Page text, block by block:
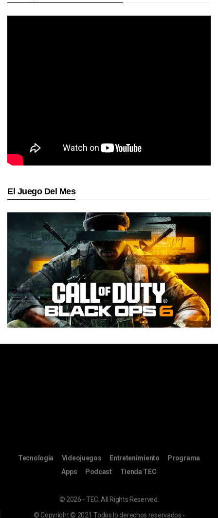
El Juego Del Mes
Tecnología Videojuegos Entretenimiento
Programa
Apps
Podcast Tienda TEC
© 2026 - TEC. All Rights Reserved.
© Copyright © 2021 Todos lo derechos reservados -